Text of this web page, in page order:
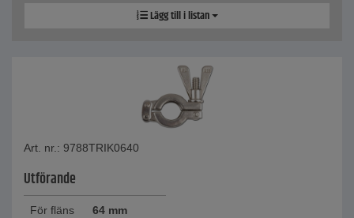
Lägg till i listan
Art. nr.: 9788TRIK0640
Utförande
För fläns 64 mm